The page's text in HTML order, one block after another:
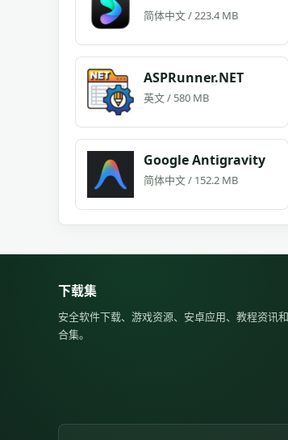
简体中文 / 223.4 MB
ASPRunner.NET
英文 / 580 MB
Google Antigravity
简体中文 / 152.2 MB
下载集
安全软件下载、游戏资源、安卓应用、教程资讯
合集。